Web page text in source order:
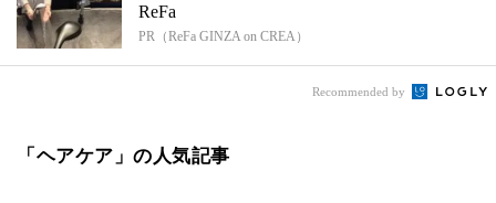
ReFa
PR（ReFa GINZA on CREA）
Recommended by
「ヘアケア」の人気記事